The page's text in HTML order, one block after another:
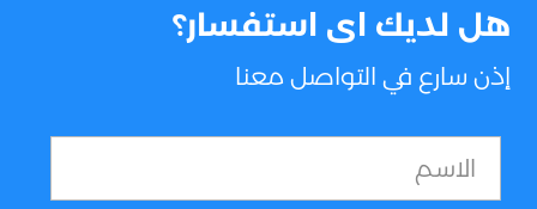
هل لديك اى استفسار؟
إذن سارع في التواصل معنا